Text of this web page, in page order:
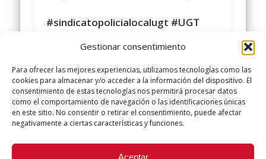
Gestionar consentimiento
Para ofrecer las mejores experiencias, utilizamos tecnologías como las
cookies para almacenar y/o acceder a la información del dispositivo. El
consentimiento de estas tecnologías nos permitirá procesar datos
como el comportamiento de navegación o las identificaciones únicas
en este sitio. No consentir o retirar el consentimiento, puede afectar
negativamente a ciertas características y funciones.
Aceptar
#sindicatopolicialocalugt #UGT
+Sindicato Policía Local UGT UGT
twitter.com/UGTPoliciaLocal
http://www.policialocalugt.es
Did you like this article? Share it with your friends!